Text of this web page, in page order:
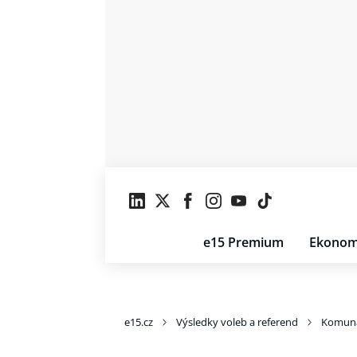
e15 Premium
e15.cz Výsledky voleb a referend